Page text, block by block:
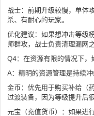
战士：前期升级较慢，单体
杀、有耐心的玩家。
优化建议：如果想冲击等级
师群攻，战士负责清理漏网之
Q4：在资源有限的情况下，
A：精明的资源管理是持续冲
金币：优先用于购买补给（
过渡装备，因为等级提升后
元宝（充值货币）：如果进